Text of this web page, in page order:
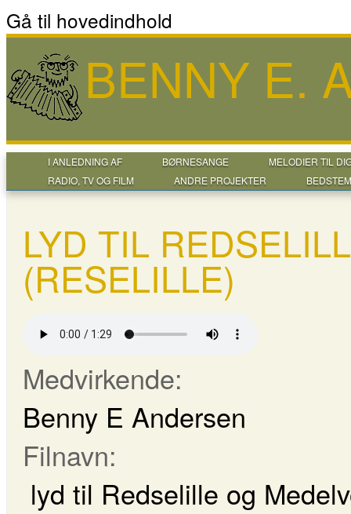
Gå til hovedindhold
BENNY E.
I ANLEDNING AF BØRNESANGE
MELODIER TIL
RADIO, TV OG FILM
ANDRE PROJEKTER
LYD TIL
(RESELILLE)
Medvirkende:
Benny E Andersen
Filnavn:
lyd til Redselille og